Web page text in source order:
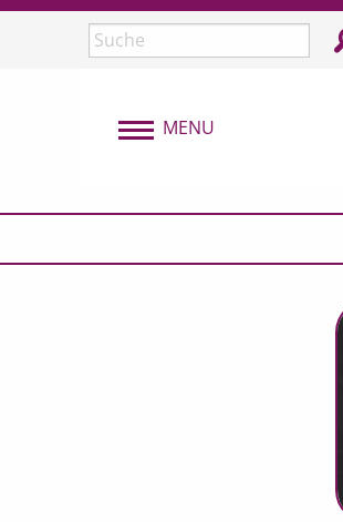
Überspringen und zum Inhalt
Seite durchsuchen:
MENU MENU